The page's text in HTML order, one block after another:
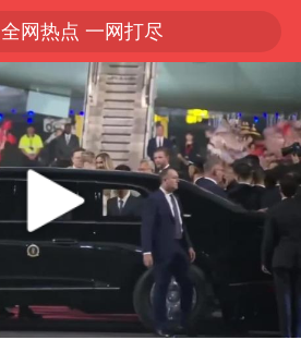
全网热点 一网打尽
02:01